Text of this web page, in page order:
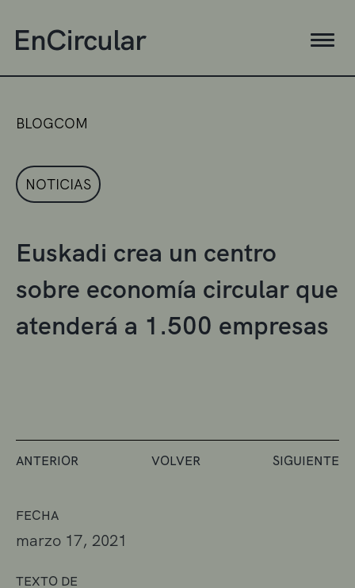
FECHA
marzo 17, 2021
TEXTO DE
BLOGCOM
NOTICIAS
Euskadi crea un centro
sobre economía circular que
atenderá a 1.500 empresas
ANTERIOR VOLVER SIGUIENTE